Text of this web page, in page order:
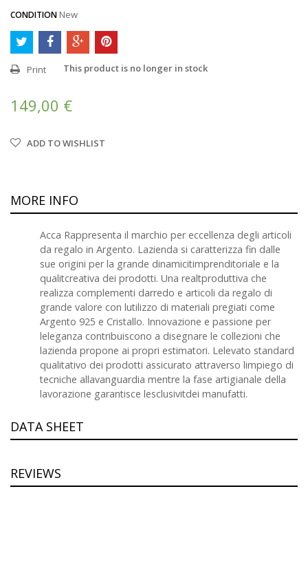
CONDITION New
Print This product is no longer in stock
149,00 €
ADD TO WISHLIST
MORE INFO
Acca Rappresenta il marchio per eccellenza degli articoli
da regalo in Argento. Lazienda si caratterizza fin dalle
sue origini per la grande dinamicitimprenditoriale e la
qualitcreativa dei prodotti. Una realtproduttiva che
realizza complementi darredo e articoli da regalo di
grande valore con lutilizzo di materiali pregiati come
Argento 925 e Cristallo. Innovazione e passione per
leleganza contribuiscono a disegnare le collezioni che
lazienda propone ai propri estimatori. Lelevato standard
qualitativo dei prodotti assicurato attraverso limpiego di
tecniche allavanguardia mentre la fase artigianale della
lavorazione garantisce lesclusivitdei manufatti.
DATA SHEET
REVIEWS